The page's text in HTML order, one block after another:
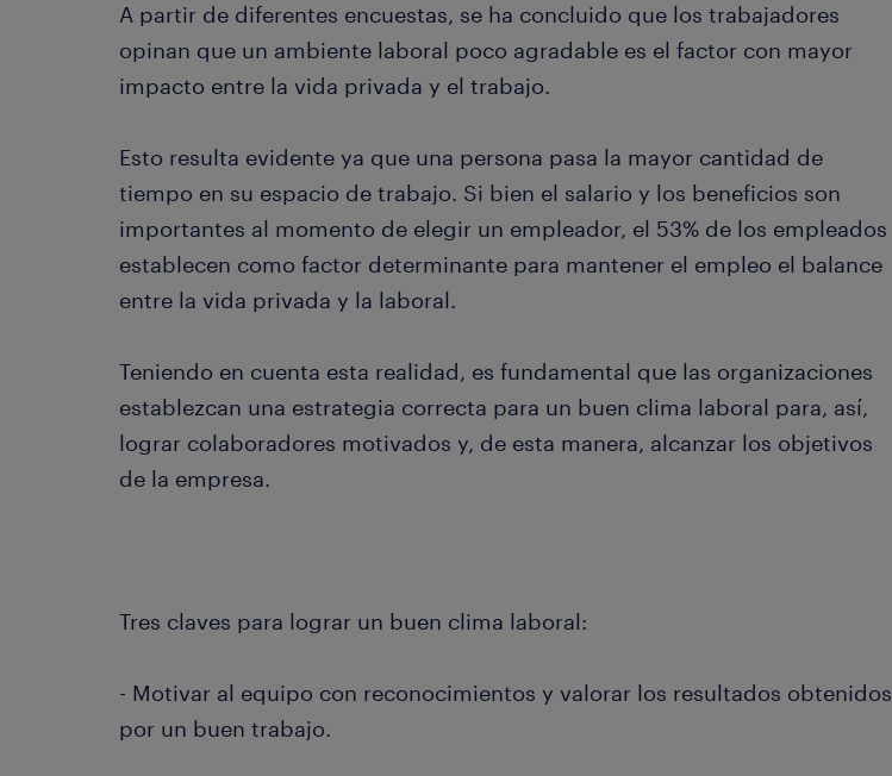
A partir de diferentes encuestas, se ha concluido que los trabajadores
opinan que un ambiente laboral poco agradable es el factor con mayor
impacto entre la vida privada y el trabajo.
Esto resulta evidente ya que una persona pasa la mayor cantidad de
tiempo en su espacio de trabajo. Si bien el salario y los beneficios son
importantes al momento de elegir un empleador, el 53% de los empleados
establecen como factor determinante para mantener el empleo el balance
entre la vida privada y la laboral.
Teniendo en cuenta esta realidad, es fundamental que las organizaciones
establezcan una estrategia correcta para un buen clima laboral para, así,
lograr colaboradores motivados y, de esta manera, alcanzar los objetivos
de la empresa.
Tres claves para lograr un buen clima laboral:
- Motivar al equipo con reconocimientos y valorar los resultados obtenidos
por un buen trabajo.